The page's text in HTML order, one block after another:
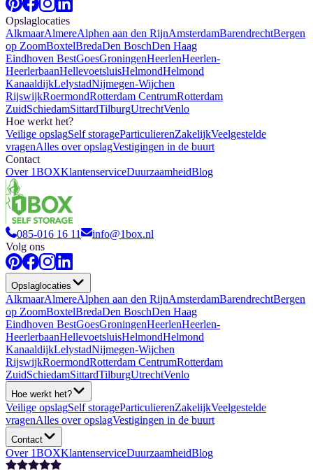
Opslaglocaties
AlkmaarAlmereAlphen aan den RijnAmsterdamBarendrechtBergen
op ZoomBoxtelBredaDen BoschDen Haag
Eindhoven BestGoesGroningenHeerlenHeerlen-
HeerlerbaanHellevoetsluisHelmondHelmond
KanaaldijkLelystadNijmegen-Wijchen
RijswijkRoermondRotterdam CentrumRotterdam
ZuidSchiedamSittardTilburgUtrechtVenlo
Hoe werkt het?
Veilige opslagSelf storageParticulierenZakelijkVeelgestelde
vragenAlles over opslagVestigingen in de buurt
Contact
Over 1BOXKlantenserviceDuurzaamheidBlog
085-016 16 11
info@1box.nl
Volg ons
Opslaglocaties
AlkmaarAlmereAlphen aan den RijnAmsterdamBarendrechtBergen
op ZoomBoxtelBredaDen BoschDen Haag
Eindhoven BestGoesGroningenHeerlenHeerlen-
HeerlerbaanHellevoetsluisHelmondHelmond
KanaaldijkLelystadNijmegen-Wijchen
RijswijkRoermondRotterdam CentrumRotterdam
ZuidSchiedamSittardTilburgUtrechtVenlo
Hoe werkt het?
Veilige opslagSelf storageParticulierenZakelijkVeelgestelde
vragenAlles over opslagVestigingen in de buurt
Contact
Over 1BOXKlantenserviceDuurzaamheidBlog